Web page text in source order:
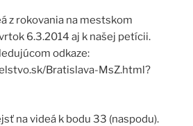
z rokovania na mestskom
6.3.2014 aj k našej petícii.
odkaze:
Bratislava-MsZ.html?
na videá k bodu 33 (naspodu).